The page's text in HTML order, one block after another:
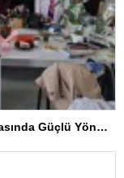
Iğdır İnönü Ortaokulu’nda Başarının Arkasında Güçlü Yönetim ve Özverili Eğitim Kadrosu Bulunuyor